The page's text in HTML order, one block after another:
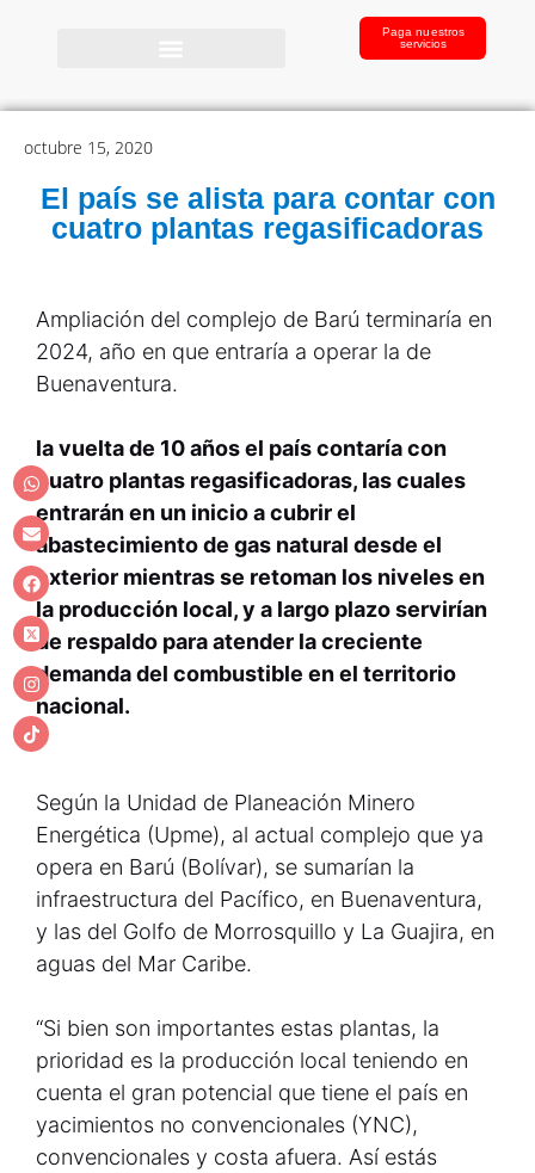
Paga nuestros
servicios
octubre 15, 2020
El país se alista para contar con
cuatro plantas regasificadoras
Ampliación del complejo de Barú terminaría en
2024, año en que entraría a operar la de
Buenaventura.
la vuelta de 10 años el país contaría con
cuatro plantas regasificadoras, las cuales
entrarán en un inicio a cubrir el
abastecimiento de gas natural desde el
exterior mientras se retoman los niveles en
la producción local, y a largo plazo servirían
de respaldo para atender la creciente
demanda del combustible en el territorio
nacional.
Según la Unidad de Planeación Minero
Energética (Upme), al actual complejo que ya
opera en Barú (Bolívar), se sumarían la
infraestructura del Pacífico, en Buenaventura,
y las del Golfo de Morrosquillo y La Guajira, en
aguas del Mar Caribe.
“Si bien son importantes estas plantas, la
prioridad es la producción local teniendo en
cuenta el gran potencial que tiene el país en
yacimientos no convencionales (YNC),
convencionales y costa afuera. Así estás